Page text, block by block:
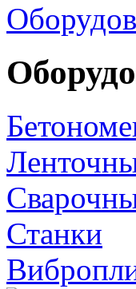
Станки